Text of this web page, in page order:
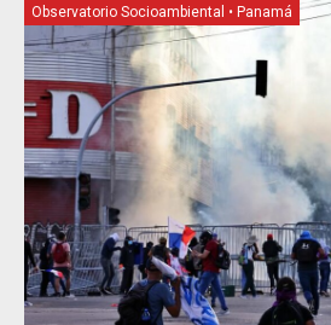
Observatorio Socioambiental • Panamá